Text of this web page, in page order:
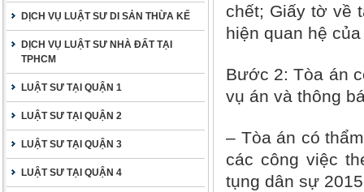
DỊCH VỤ LUẬT SƯ DI SẢN THỪA KẾ
DỊCH VỤ LUẬT SƯ NHÀ ĐẤT TẠI
TPHCM
LUẬT SƯ TẠI QUẬN 1
LUẬT SƯ TẠI QUẬN 2
LUẬT SƯ TẠI QUẬN 3
LUẬT SƯ TẠI QUẬN 4
chết; Giấy tờ về
hiện quan hệ
Bước 2: Tòa án
vụ án và thông
– Tòa án có
các công việc
tụng dân sự